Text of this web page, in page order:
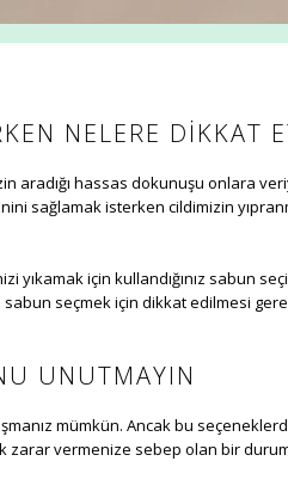
NELERE DIKKAT
hassas dokunuşu onlara
sağlamak isterken cildimizin
yıkamak için kullandığınız
sabun seçmek için dikkat edilmesi
UNUTMAYIN
mümkün. Ancak bu
zarar vermenize sebep olan bir